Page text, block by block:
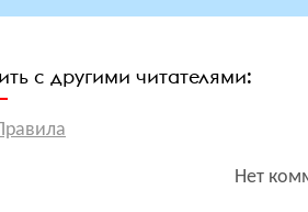
с другими читателями:
Нет